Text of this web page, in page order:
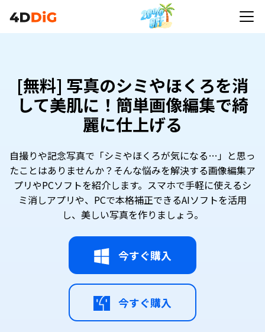
[無料] 写真のシミやほくろを消
して美肌に！簡単画像編集で綺
麗に仕上げる
自撮りや記念写真で「シミやほくろが気になる…」と思っ
たことはありませんか？そんな悩みを解決する画像編集ア
プリやPCソフトを紹介します。スマホで手軽に使えるシ
ミ消しアプリや、PCで本格補正できるAIソフトを活用
し、美しい写真を作りましょう。
今すぐ購入
今すぐ購入